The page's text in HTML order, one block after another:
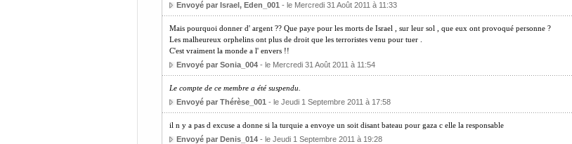
Envoyé par Israel, Eden_001 - le Mercredi 31 Août 2011 à 11:33
Mais pourquoi donner d' argent ?? Que paye pour les morts de Israel , sur leur sol , que eux ont provoqué personne ?
Les malheureux orphelins ont plus de droit que les terroristes venu pour tuer .
C'est vraiment la monde a l' envers !!
Envoyé par Sonia_004- le Mercredi 31 Août 2011 à 11:54
Le compte de ce membre a été suspendu.
Envoyé par Thérèse_001 - le Jeudi 1 Septembre 2011 à 17:58
il n y a pas d excuse a donne si la turquie a envoye un soit disant bateau pour gaza c elle la responsable
Envoyé par Denis_014- le Jeudi 1 Septembre 2011 à 19:28